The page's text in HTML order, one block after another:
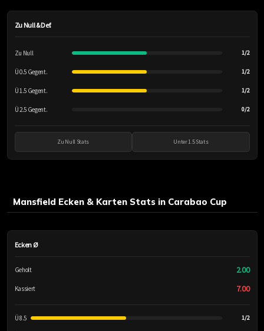
Zu Null & Def.
Zu Null 1/2
Ü 0.5 Gegent. 1/2
Ü 1.5 Gegent. 1/2
Ü 2.5 Gegent. 0/2
Zu Null Stats Unter 1.5 Stats
Mansfield Ecken & Karten Stats in Carabao Cup
Ecken Ø
Geholt 2.00
Kassiert 7.00
Ü 8.5 1/2